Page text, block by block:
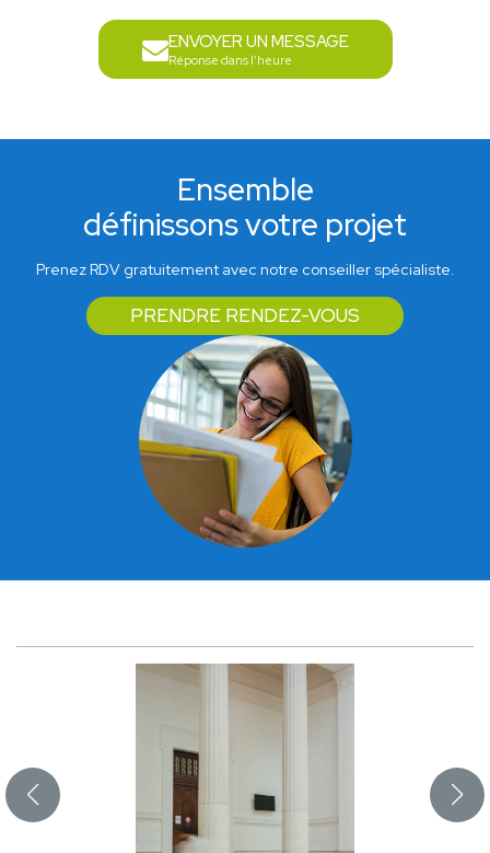
ENVOYER UN MESSAGE
Réponse dans l'heure
Ensemble
définissons votre projet
Prenez RDV gratuitement avec notre conseiller spécialiste.
PRENDRE RENDEZ-VOUS